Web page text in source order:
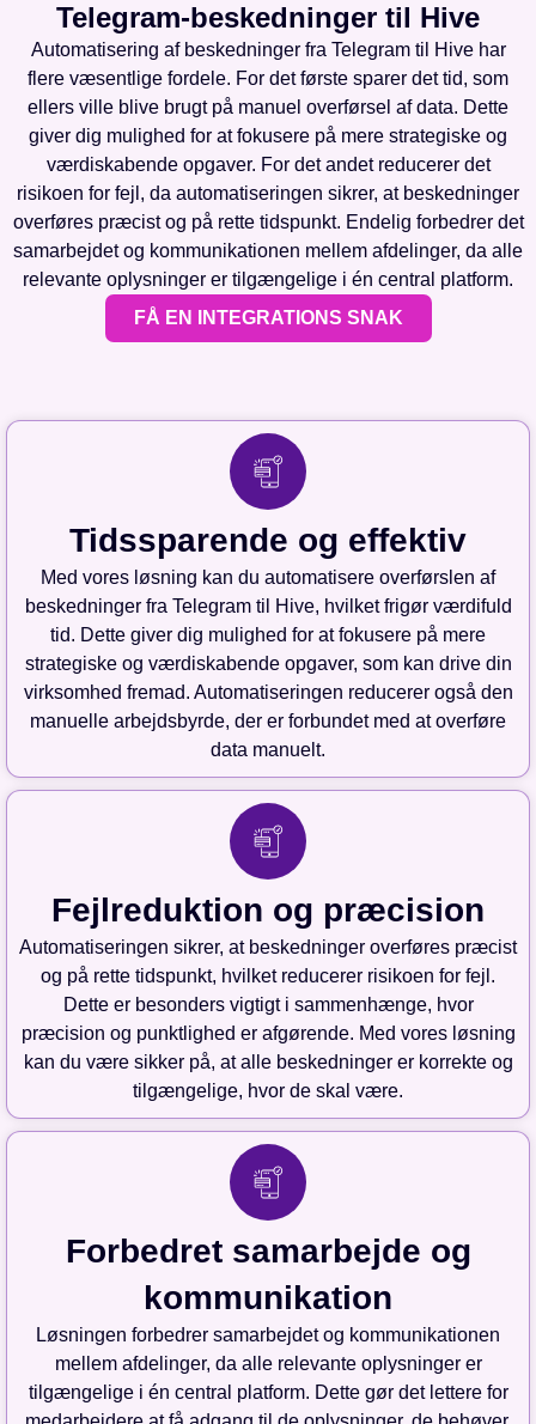
Telegram-beskedninger til Hive
Automatisering af beskedninger fra Telegram til Hive har
flere væsentlige fordele. For det første sparer det tid, som
ellers ville blive brugt på manuel overførsel af data. Dette
giver dig mulighed for at fokusere på mere strategiske og
værdiskabende opgaver. For det andet reducerer det
risikoen for fejl, da automatiseringen sikrer, at beskedninger
overføres præcist og på rette tidspunkt. Endelig forbedrer det
samarbejdet og kommunikationen mellem afdelinger, da alle
relevante oplysninger er tilgængelige i én central platform.
FÅ EN INTEGRATIONS SNAK
Tidssparende og effektiv
Med vores løsning kan du automatisere overførslen af
beskedninger fra Telegram til Hive, hvilket frigør værdifuld
tid. Dette giver dig mulighed for at fokusere på mere
strategiske og værdiskabende opgaver, som kan drive din
virksomhed fremad. Automatiseringen reducerer også den
manuelle arbejdsbyrde, der er forbundet med at overføre
data manuelt.
Fejlreduktion og præcision
Automatiseringen sikrer, at beskedninger overføres præcist
og på rette tidspunkt, hvilket reducerer risikoen for fejl.
Dette er besonders vigtigt i sammenhænge, hvor
præcision og punktlighed er afgørende. Med vores løsning
kan du være sikker på, at alle beskedninger er korrekte og
tilgængelige, hvor de skal være.
Forbedret samarbejde og
kommunikation
Løsningen forbedrer samarbejdet og kommunikationen
mellem afdelinger, da alle relevante oplysninger er
tilgængelige i én central platform. Dette gør det lettere for